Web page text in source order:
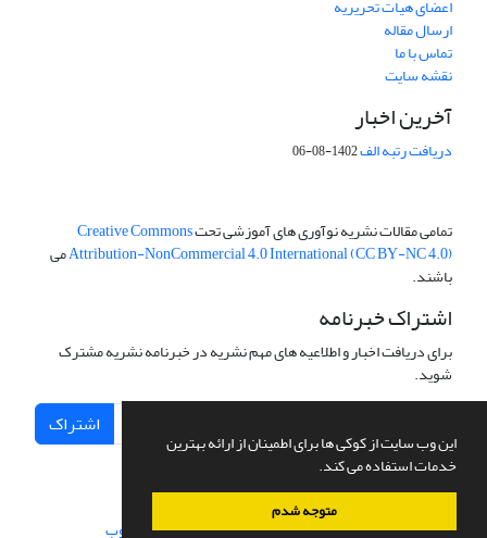
این وب سایت از کوکی ها برای اطمینان از ارائه بهترین
خدمات استفاده می کند.
متوجه شدم
اعضای هیات تحریریه
ارسال مقاله
تماس با ما
نقشه سایت
آخرین اخبار
دریافت رتبه الف1402-08-06
تمامی مقالات نشریه نوآوری های آموزشی تحتCreative Commons
Attribution-NonCommercial 4.0 International (CC BY-NC 4.0)می
باشند.
اشتراک خبرنامه
برای دریافت اخبار و اطلاعیه های مهم نشریه در خبرنامه نشریه مشترک
شوید.
اشتراک
سامانه مدیریت نشریات علمی.طراحی و پیاده سازی از سیناوب